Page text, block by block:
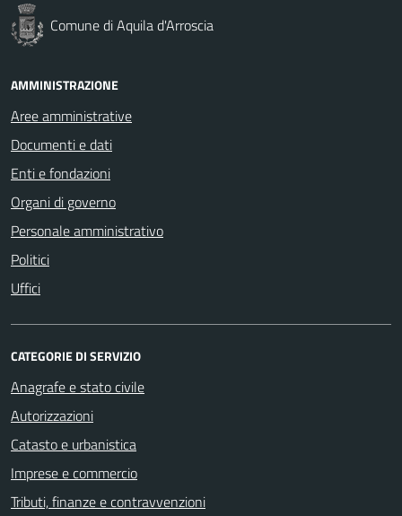
Comune di Aquila d'Arroscia
AMMINISTRAZIONE
Aree amministrative
Documenti e dati
Enti e fondazioni
Organi di governo
Personale amministrativo
Politici
Uffici
CATEGORIE DI SERVIZIO
Anagrafe e stato civile
Autorizzazioni
Catasto e urbanistica
Imprese e commercio
Tributi, finanze e contravvenzioni